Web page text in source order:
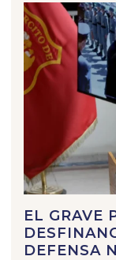
EL GRAVE
DEFENSA